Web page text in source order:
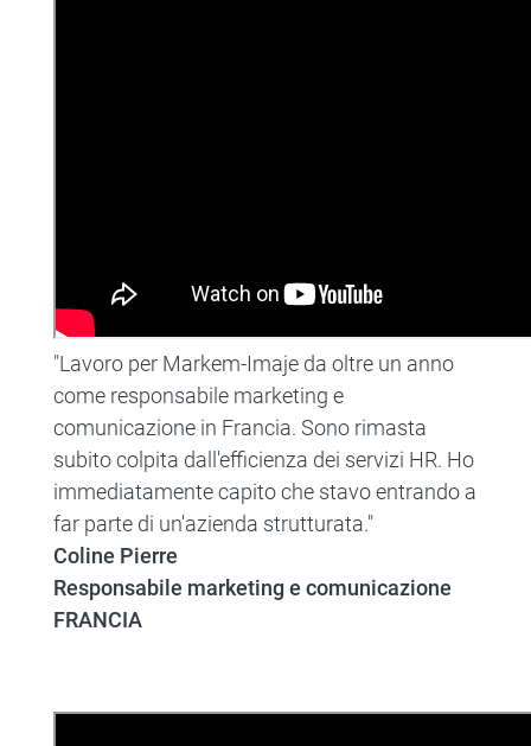
"Lavoro per Markem-Imaje da oltre un anno
come responsabile marketing e
comunicazione in Francia. Sono rimasta
subito colpita dall'efficienza dei servizi HR. Ho
immediatamente capito che stavo entrando a
far parte di un'azienda strutturata."
Coline Pierre
Responsabile marketing e comunicazione
FRANCIA